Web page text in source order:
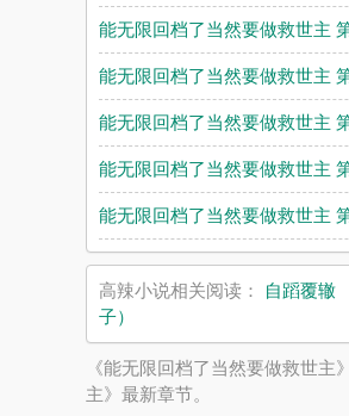
能无限回档了当然要做救世主
能无限回档了当然要做救世主
能无限回档了当然要做救世主
能无限回档了当然要做救世主
能无限回档了当然要做救世主
高辣小说相关阅读： 自蹈覆辙
子）
《能无限回档了当然要做救世
主》最新章节。